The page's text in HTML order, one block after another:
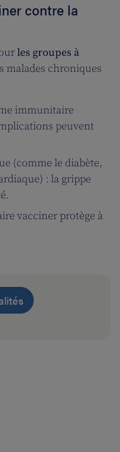
contre la
les groupes à
malades chroniques
immunitaire
peuvent
(comme le diabète,
: la grippe
vacciner protège à